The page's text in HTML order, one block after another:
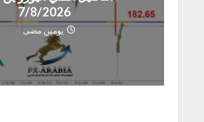
7/8/2026
يومين مضى